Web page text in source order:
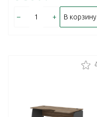
– + В корзину